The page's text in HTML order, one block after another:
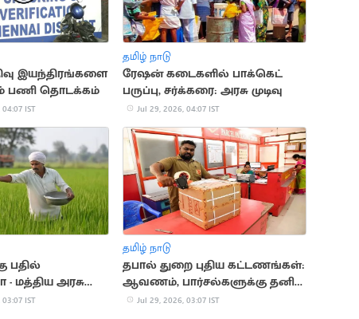
இயந்திரங்களை
பணி தொடக்கம்
IST
தமிழ் நாடு
ரேஷன் கடைகளில் பாக்கெட்
பருப்பு, சர்க்கரை: அரசு முடிவு
Jul 29, 2026, 04:07 IST
பதில்
மத்திய அரசு
IST
தமிழ் நாடு
தபால் துறை புதிய கட்டணங்கள்:
ஆவணம், பார்சல்களுக்கு தனி
வரையறை
Jul 29, 2026, 03:07 IST